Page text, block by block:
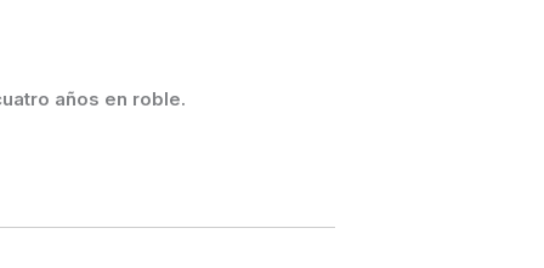
años en roble.